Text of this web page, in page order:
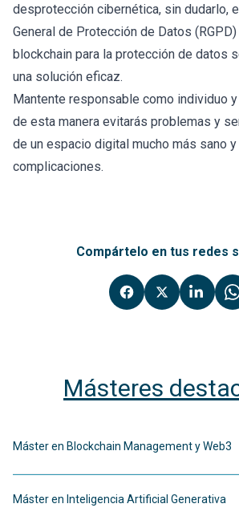
desprotección cibernética, sin dudarlo,
General de Protección de Datos
blockchain para la protección de datos
una solución eficaz.
Mantente responsable como individuo
de esta manera evitarás problemas y
de un espacio digital mucho más sano
complicaciones.
Compártelo en tus redes
Másteres
Máster en Blockchain Management y Web3
Máster en Inteligencia Artificial Generativa